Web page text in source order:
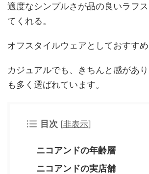
適度なシンプルさが品の良いラフ
てくれる。
オフスタイルウェアとしておすすめ
カジュアルでも、きちんと感があ
も多く選ばれています。
目次 [非表示]
ニコアンドの年齢層
ニコアンドの実店舗